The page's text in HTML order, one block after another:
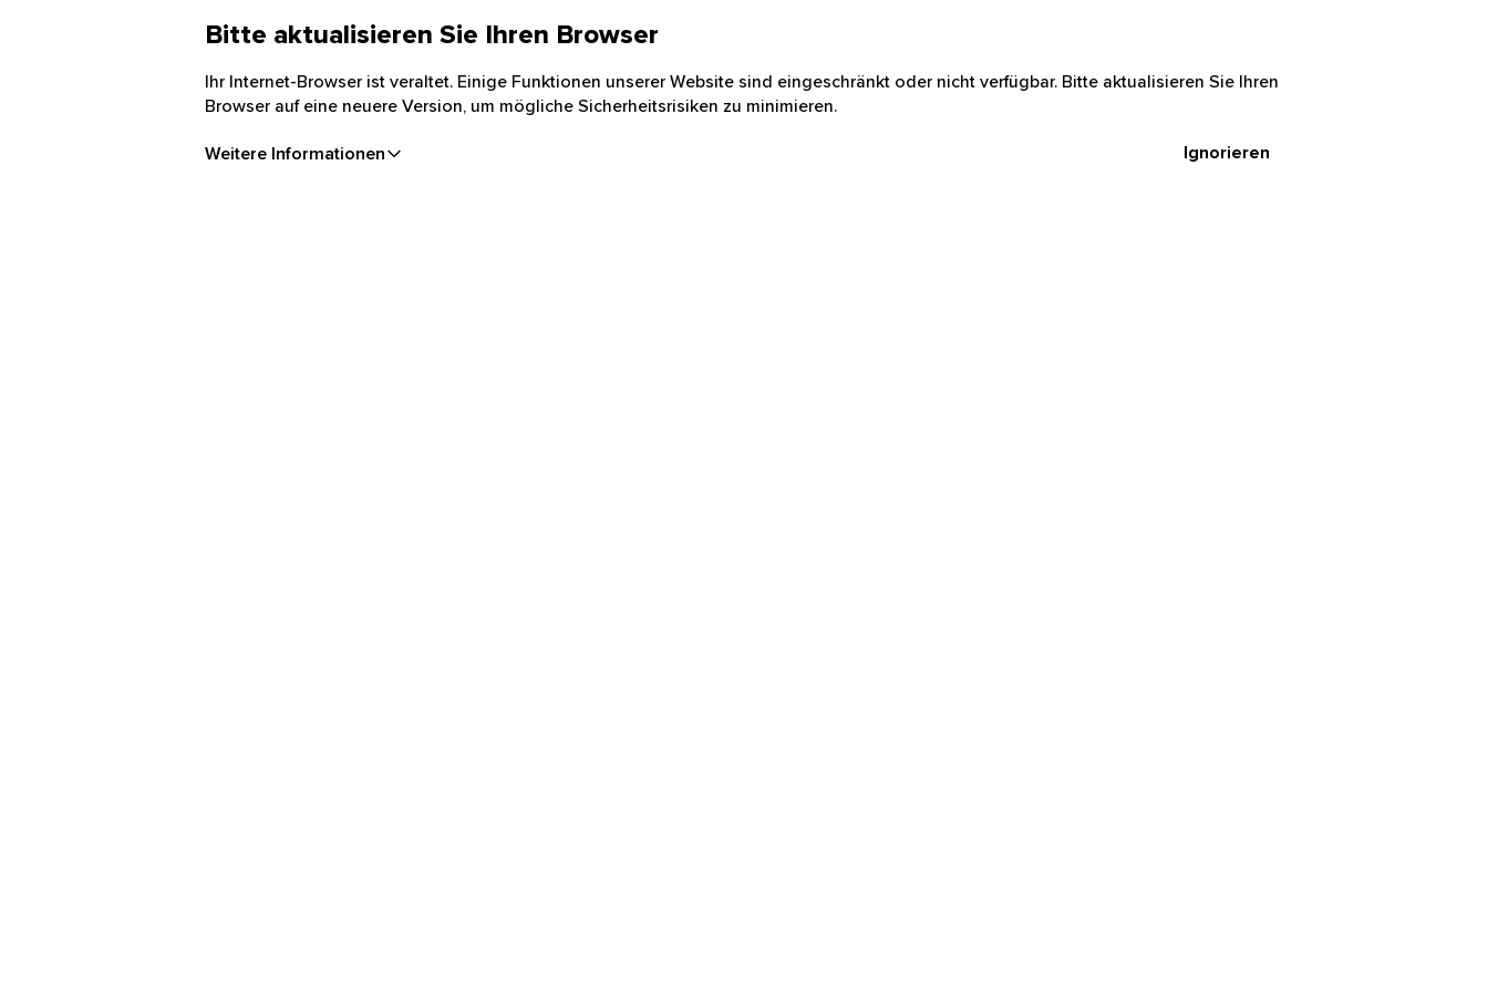
Bitte aktualisieren Sie Ihren Browser
Ihr Internet-Browser ist veraltet. Einige Funktionen unserer Website sind eingeschränkt oder nicht verfügbar. Bitte aktualisieren Sie Ihren
Browser auf eine neuere Version, um mögliche Sicherheitsrisiken zu minimieren.
Weitere Informationen Ignorieren